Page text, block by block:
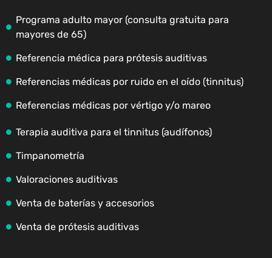
Programa adulto mayor (consulta gratuita para
mayores de 65)
Referencia médica para prótesis auditivas
Referencias médicas por ruido en el oído (tinnitus)
Referencias médicas por vértigo y/o mareo
Terapia auditiva para el tinnitus (audífonos)
Timpanometría
Valoraciones auditivas
Venta de baterías y accesorios
Venta de prótesis auditivas